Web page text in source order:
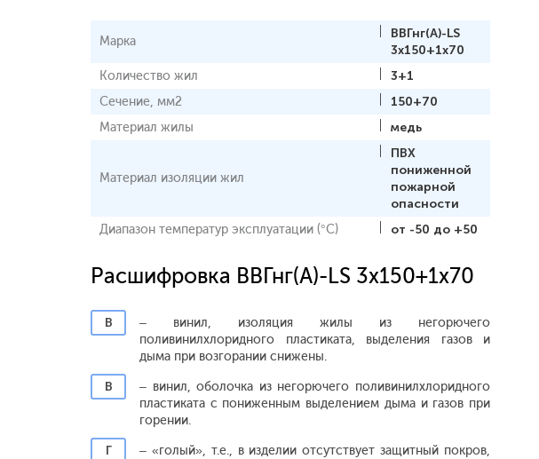
Марка
ВВГнг(А)-LS
3x150+1x70
Количество жил
3+1
Сечение, мм2
150+70
Материал жилы
медь
Материал изоляции жил
ПВХ
пониженной
пожарной
опасности
Диапазон температур эксплуатации (°С)
от -50 до +50
Расшифровка ВВГнг(А)-LS 3x150+1x70
В
– винил, изоляция жилы из негорючего
поливинилхлоридного пластиката, выделения газов и
дыма при возгорании снижены.
В
– винил, оболочка из негорючего поливинилхлоридного
пластиката с пониженным выделением дыма и газов при
горении.
Г
– «голый», т.е., в изделии отсутствует защитный покров,